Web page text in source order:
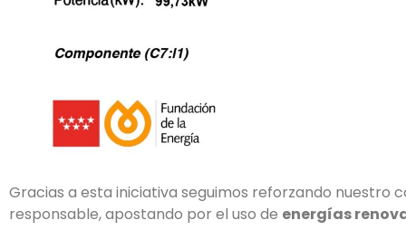
Gracias a esta iniciativa seguimos reforzando nuestro
responsable, apostando por el uso de energías